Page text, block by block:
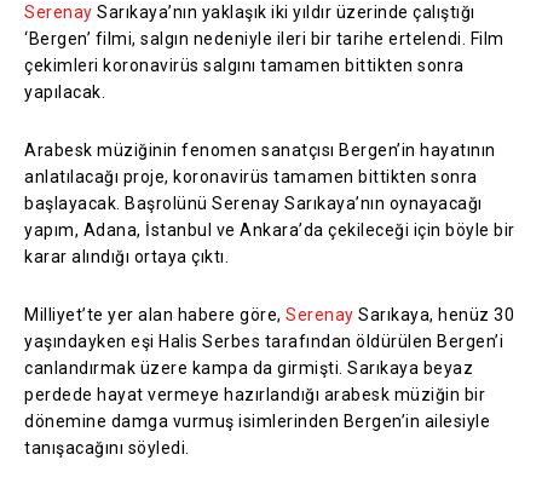
Serenay Sarıkaya’nın yaklaşık iki yıldır üzerinde çalıştığı
‘Bergen’ filmi, salgın nedeniyle ileri bir tarihe ertelendi. Film
çekimleri koronavirüs salgını tamamen bittikten sonra
yapılacak.
Arabesk müziğinin fenomen sanatçısı Bergen’in hayatının
anlatılacağı proje, koronavirüs tamamen bittikten sonra
başlayacak. Başrolünü Serenay Sarıkaya’nın oynayacağı
yapım, Adana, İstanbul ve Ankara’da çekileceği için böyle bir
karar alındığı ortaya çıktı.
Milliyet’te yer alan habere göre, Serenay Sarıkaya, henüz 30
yaşındayken eşi Halis Serbes tarafından öldürülen Bergen’i
canlandırmak üzere kampa da girmişti. Sarıkaya beyaz
perdede hayat vermeye hazırlandığı arabesk müziğin bir
dönemine damga vurmuş isimlerinden Bergen’in ailesiyle
tanışacağını söyledi.